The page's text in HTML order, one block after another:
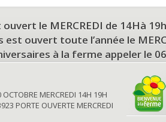
le MERCREDI de 14Hà
ouvert toute l’année le
à la ferme appeler le
MERCREDI 14H 19H
PORTE OUVERTE MERCREDI